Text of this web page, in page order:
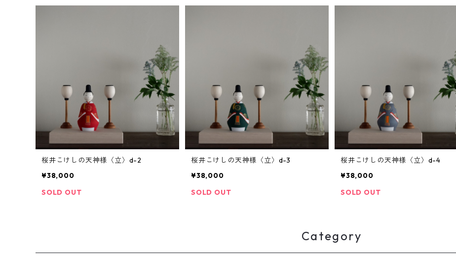
桜井こけしの天神様〈立〉d-2
¥38,000
SOLD OUT
桜井こけしの天神様〈立〉d-3
¥38,000
SOLD OUT
桜井こけしの天神様〈立〉d-4
¥38,000
SOLD OUT
Category